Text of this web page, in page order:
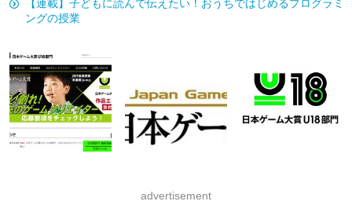
【連載】子どもに読んで伝えたい！おうちではじめるプログラミ
ングの授業
advertisement